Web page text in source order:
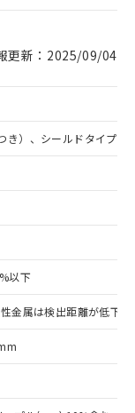
更新：2025/09/04
き）、シールドタイプ
以下
金属は検出距離が低下し